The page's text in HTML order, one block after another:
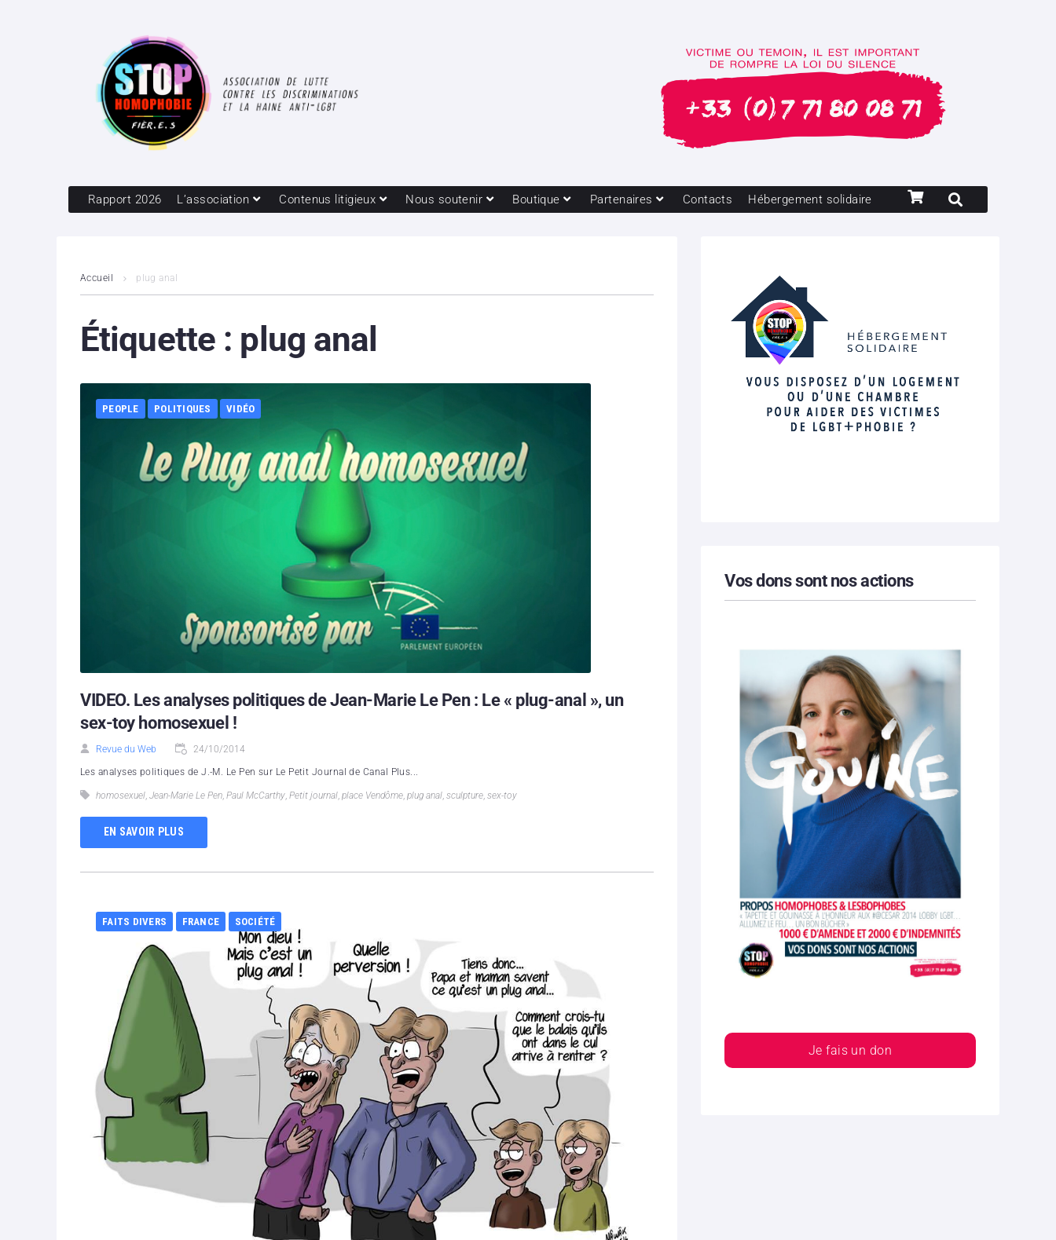
Rapport 2026 L’association Contenus litigieux Nous soutenir Boutique Partenaires Contacts Hébergement solidaire
Accueil plug anal
Étiquette : plug anal
PEOPLE POLITIQUES VIDÉO
VIDEO. Les analyses politiques de Jean-Marie Le Pen : Le « plug-anal », un
sex-toy homosexuel !
Revue du Web 24/10/2014
Les analyses politiques de J.-M. Le Pen sur Le Petit Journal de Canal Plus...
homosexuel, Jean-Marie Le Pen, Paul McCarthy, Petit journal, place Vendôme, plug anal, sculpture, sex-toy
EN SAVOIR PLUS
FAITS DIVERS FRANCE SOCIÉTÉ
Vos dons sont nos actions
Je fais un don